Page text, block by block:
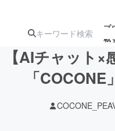
プ
載
ターン
ジェク
【AIチャット×
「